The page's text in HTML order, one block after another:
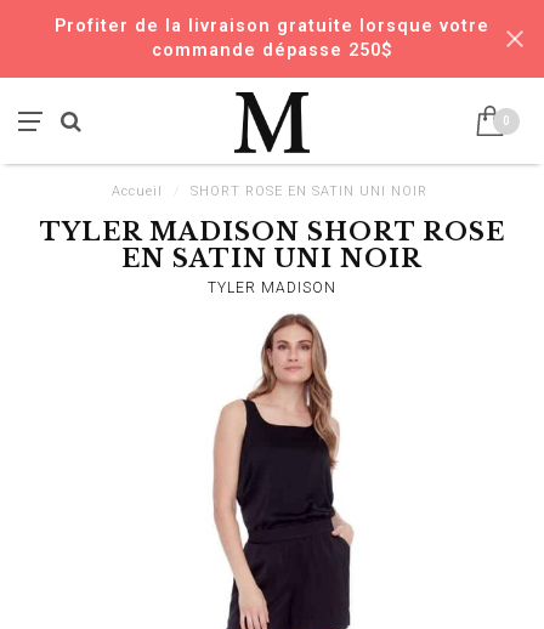
Profiter de la livraison gratuite lorsque votre
commande dépasse 250$
0
Accueil SHORT ROSE EN SATIN UNI NOIR
TYLER MADISON SHORT ROSE
EN SATIN UNI NOIR
TYLER MADISON